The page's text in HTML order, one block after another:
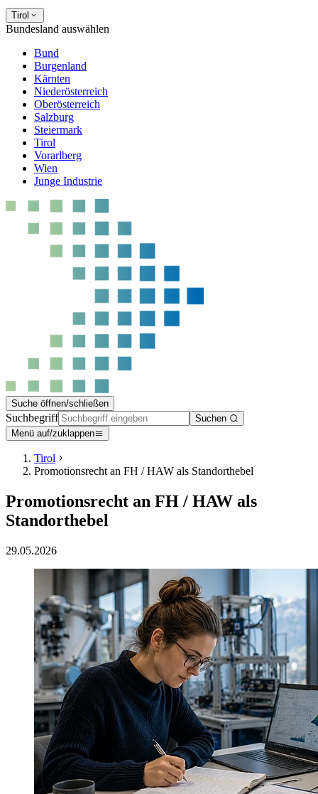
Tirol
Bundesland auswählen
Bund
Burgenland
Kärnten
Niederösterreich
Oberösterreich
Salzburg
Steiermark
Tirol
Vorarlberg
Wien
Junge Industrie
Suche öffnen/schließen
Suchbegriff
Suchen
Menü auf/zuklappen
Tirol
Promotionsrecht an FH / HAW als Standorthebel
Promotionsrecht an FH / HAW als
Standorthebel
29.05.2026